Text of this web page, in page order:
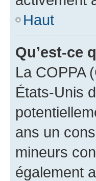
Haut
Qu’est-ce
La COPPA
États-Unis
ans un
mineurs
également